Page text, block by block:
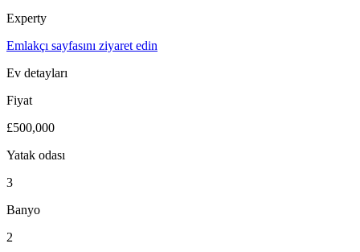
Experty
Emlakçı sayfasını ziyaret edin
Ev detayları
Fiyat
£500,000
Yatak odası
3
Banyo
2